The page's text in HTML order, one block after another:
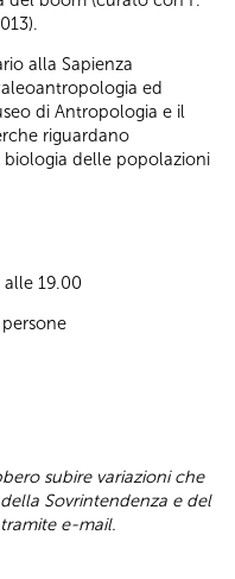
alla Sapienza
ed
di Antropologia e il
riguardano
delle popolazioni
19.00
subire variazioni che
Sovrintendenza e del
e-mail.